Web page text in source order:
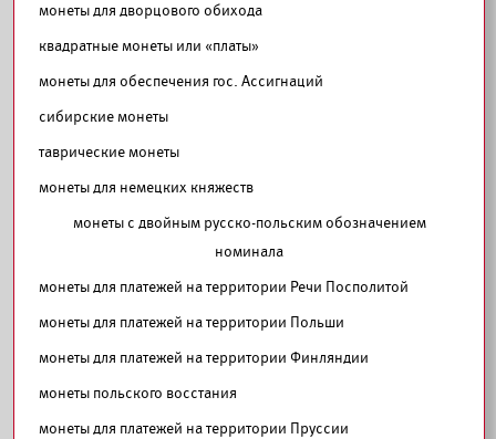
монеты для дворцового обихода
квадратные монеты или «платы»
монеты для обеспечения гос. Ассигнаций
сибирские монеты
таврические монеты
монеты для немецких княжеств
монеты с двойным русско-польским обозначением
номинала
монеты для платежей на территории Речи Посполитой
монеты для платежей на территории Польши
монеты для платежей на территории Финляндии
монеты польского восстания
монеты для платежей на территории Пруссии